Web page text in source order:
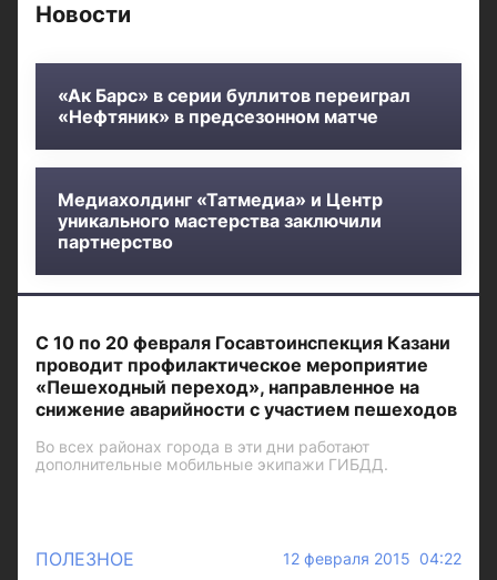
Новости
«Ак Барс» в серии буллитов переиграл
«Нефтяник» в предсезонном матче
Медиахолдинг «Татмедиа» и Центр
уникального мастерства заключили
партнерство
С 10 по 20 февраля Госавтоинспекция Казани
проводит профилактическое мероприятие
«Пешеходный переход», направленное на
снижение аварийности с участием пешеходов
Во всех районах города в эти дни работают
дополнительные мобильные экипажи ГИБДД.
ПОЛЕЗНОЕ 12 февраля 2015 04:22